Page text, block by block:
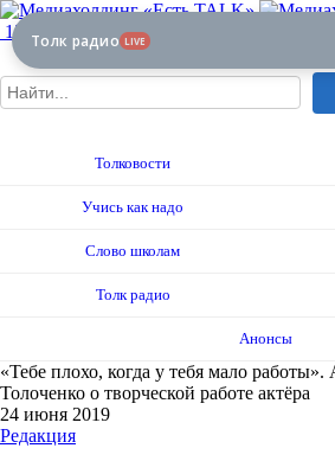
12+
Толковости
Учись как надо
Слово школам
Толк радио
Анонсы
«Тебе плохо, когда у тебя мало
Толоченко о творческой работе актёра
24 июня 2019
Редакция
Толк радио LIVE